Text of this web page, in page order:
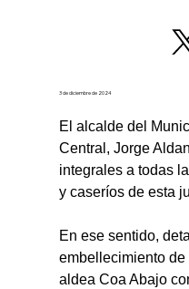
3 de diciembre de 2024
El alcalde del
Central, Jorge
integrales a todas
y caseríos de esta
En ese sentido,
embellecimiento
aldea Coa Abajo